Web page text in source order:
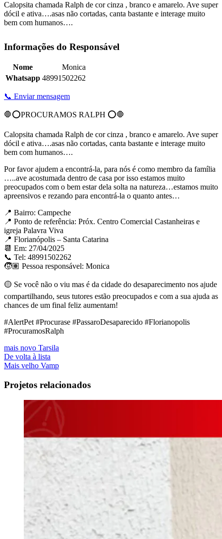
Calopsita chamada Ralph de cor cinza , branco e amarelo. Ave super
dócil e ativa….asas não cortadas, canta bastante e interage muito
bem com humanos….
Informações do Responsável
Nome
Monica
Whatsapp 48991502262
📞 Enviar mensagem
🛑⭕PROCURAMOS RALPH ⭕🛑
Calopsita chamada Ralph de cor cinza , branco e amarelo. Ave super
dócil e ativa….asas não cortadas, canta bastante e interage muito
bem com humanos….
Por favor ajudem a encontrá-la, para nós é como membro da família
…..ave acostumada dentro de casa por isso estamos muito
preocupados com o bem estar dela solta na natureza…estamos muito
apreensivos e rezando para encontrá-la o quanto antes…
📍 Bairro: Campeche ⁣⁣
📍 Ponto de referência: Próx. Centro Comercial Castanheiras e
igreja Palavra Viva ⁣⁣
📍 Florianópolis – Santa Catarina
📆 Em: 27/04/2025
📞 Tel: 48991502262
🧒🏽 Pessoa responsável: Monica
🟡 Se você não o viu mas é da cidade do desaparecimento nos ajude
compartilhando, seus tutores estão preocupados e com a sua ajuda as
chances de um final feliz aumentam!
#AlertPet #Procurase #PassaroDesaparecido #Florianopolis
#ProcuramosRalph
mais novo Tarsila
De volta à lista
Mais velho Vamp
Projetos relacionados